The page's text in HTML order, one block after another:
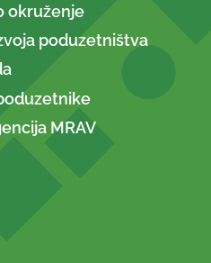
okruženje
poduzetništva
MRAV